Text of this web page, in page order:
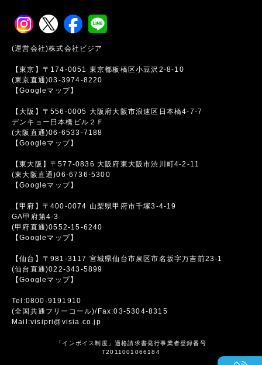
(運営会社)株式会社ビジア
【東京】〒174-0051 東京都板橋区小豆沢2-8-10
(東京直通)03-3974-8220
【Googleマップ】
【大阪】〒556-0005 大阪府大阪市浪速区日本橋4-7-7
デンキョー日本橋ビル２Ｆ
(大阪直通)06-6533-7188
【Googleマップ】
【東大阪】〒577-0836 大阪府東大阪市渋川町4-2-11
(東大阪直通)06-6736-5300
【Googleマップ】
【甲府】〒400-0074 山梨県甲府市千塚3-4-19
GA甲府第4-3
(甲府直通)0552-15-6240
【Googleマップ】
【仙台】〒981-3117 宮城県仙台市泉区市名坂字万吉前23-1
(仙台直通)022-343-5899
【Googleマップ】
Tel:0800-9191910
(全国共通フリーコール)/Fax:03-5304-8315
Mail:visipri@visia.co.jp
「インボイス制度」適格請求書発行事業者登録番号
T2011001066184